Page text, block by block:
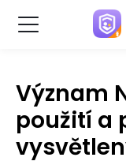
Význam
použití a